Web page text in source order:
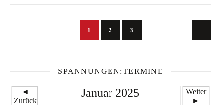
1 2 3
SPANNUNGEN:TERMINE
◄
Zurück
Januar 2025
Weiter
►